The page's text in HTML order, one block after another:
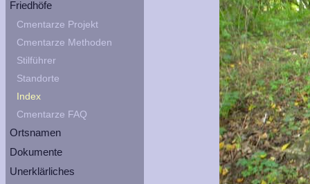
Friedhöfe
Cmentarze Projekt
Cmentarze Methoden
Stilführer
Standorte
Index
Cmentarze FAQ
Ortsnamen
Dokumente
Unerklärliches